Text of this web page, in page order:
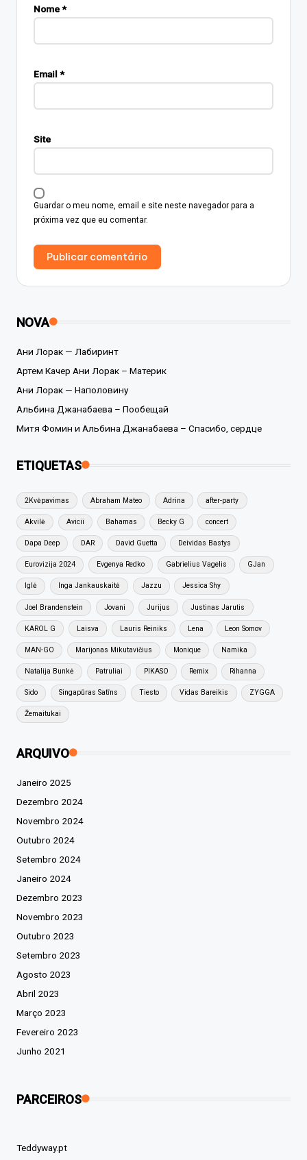
Nome*
Email *
Site
Guardar o meu nome, email e site neste navegador para a
próxima vez que eu comentar.
NOVA
Ани Лорак — Лабиринт
Артем Качер Ани Лорак – Материк
Ани Лорак — Наполовину
Альбина Джанабаева – Пообещай
Митя Фомин и Альбина Джанабаева – Спасибо, сердце
ETIQUETAS
2Kvėpavimas Abraham Mateo Adrina after-party
Akvilė Avicii Bahamas Becky G concert
Dapa Deep DAR David Guetta Deividas Bastys
Eurovizija 2024 Evgenya Redko Gabrielius Vagelis GJan
Iglė Inga Jankauskaitė Jazzu Jessica Shy
Joel Brandenstein Jovani Jurijus Justinas Jarutis
KAROL G Laisva Lauris Reiniks Lena Leon Somov
MAN-GO Marijonas Mikutavičius Monique Namika
Natalija Bunkė Patruliai PIKASO Remix Rihanna
Sido Singapūras Satīns Tiesto Vidas Bareikis ZYGGA
Žemaitukai
ARQUIVO
Janeiro 2025
Dezembro 2024
Novembro 2024
Outubro 2024
Setembro 2024
Janeiro 2024
Dezembro 2023
Novembro 2023
Outubro 2023
Setembro 2023
Agosto 2023
Abril 2023
Março 2023
Fevereiro 2023
Junho 2021
PARCEIROS
Teddyway.pt